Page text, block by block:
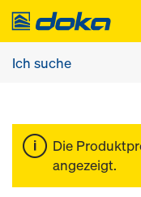
Die
angezeigt.